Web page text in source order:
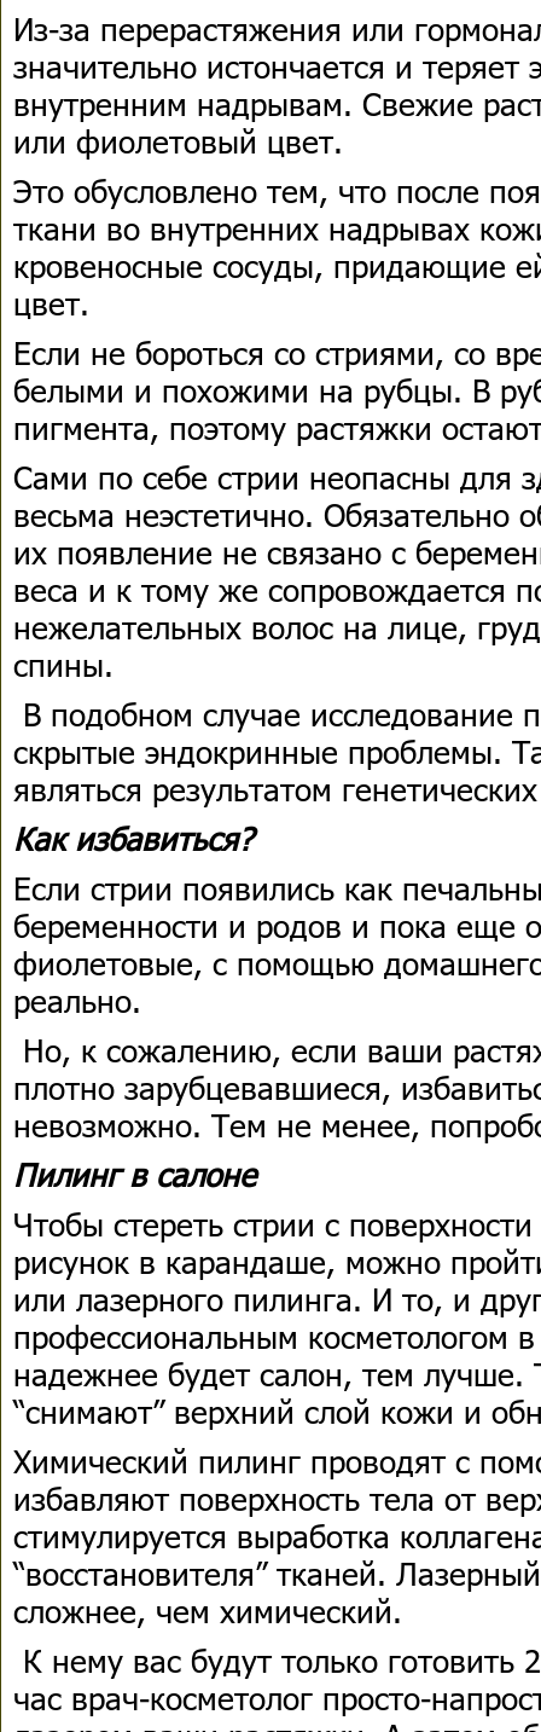
Из-за перерастяжения или
значительно истончается и теряет
внутренним надрывам. Свежие
или фиолетовый цвет.
Это обусловлено тем, что после
ткани во внутренних надрывах
кровеносные сосуды, придающие
цвет.
Если не бороться со стриями, со
белыми и похожими на рубцы. В
пигмента, поэтому растяжки
Сами по себе стрии неопасны для
весьма неэстетично. Обязательно
их появление не связано с
веса и к тому же сопровождается
нежелательных волос на лице,
спины.
В подобном случае исследование
скрытые эндокринные проблемы.
являться результатом
Как избавиться?
Если стрии появились как
беременности и родов и пока еще
фиолетовые, с помощью
реально.
Но, к сожалению, если ваши
плотно зарубцевавшиеся,
невозможно. Тем не менее,
Пилинг в салоне
Чтобы стереть стрии с
рисунок в карандаше, можно
или лазерного пилинга. И то, и
профессиональным косметологом
надежнее будет салон, тем лучше.
“снимают” верхний слой кожи и
Химический пилинг проводят с
избавляют поверхность тела от
стимулируется выработка
“восстановителя” тканей.
сложнее, чем химический.
К нему вас будут только
час врач-косметолог просто-